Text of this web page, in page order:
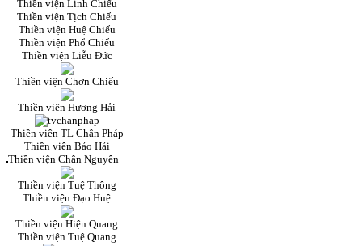
Thiền viện Linh Chiếu
Thiền viện Tịch Chiếu
Thiền viện Huệ Chiếu
Thiền viện Phổ Chiếu
Thiền viện Liễu Đức
Thiền viện Chơn Chiếu
Thiền viện Hương Hải
Thiền viện TL Chân Pháp
Thiền viện Bảo Hải
Thiền viện Chân Nguyên
Thiền viện Tuệ Thông
Thiền viện Đạo Huệ
Thiền viện Hiện Quang
Thiền viện Tuệ Quang